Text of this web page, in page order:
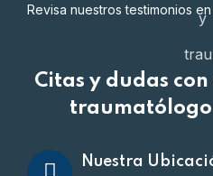
Revisa nuestros testimonios
Citas y dudas
Nuestra